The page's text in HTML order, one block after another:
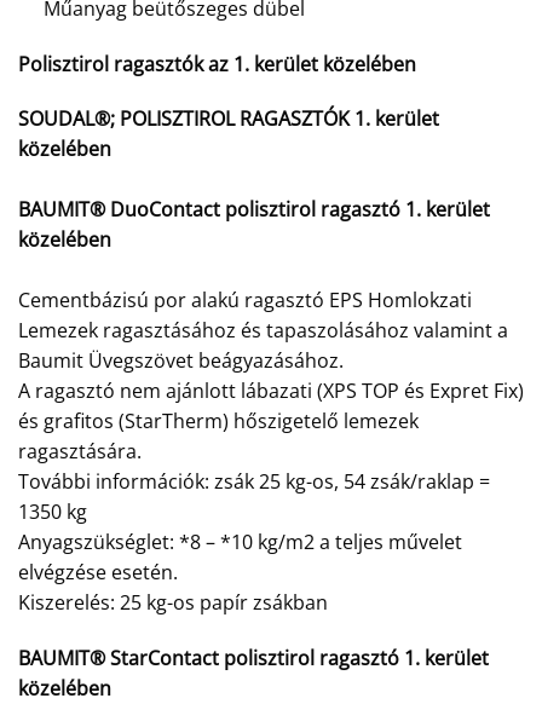
Műanyag beütőszeges dübel
Polisztirol ragasztók az 1. kerület közelében
SOUDAL®; POLISZTIROL RAGASZTÓK 1. kerület
közelében
BAUMIT® DuoContact polisztirol ragasztó 1. kerület
közelében
Cementbázisú por alakú ragasztó EPS Homlokzati
Lemezek ragasztásához és tapaszolásához valamint a
Baumit Üvegszövet beágyazásához.
A ragasztó nem ajánlott lábazati (XPS TOP és Expret Fix)
és grafitos (StarTherm) hőszigetelő lemezek
ragasztására.
További információk: zsák 25 kg-os, 54 zsák/raklap =
1350 kg
Anyagszükséglet: *8 – *10 kg/m2 a teljes művelet
elvégzése esetén.
Kiszerelés: 25 kg-os papír zsákban
BAUMIT® StarContact polisztirol ragasztó 1. kerület
közelében